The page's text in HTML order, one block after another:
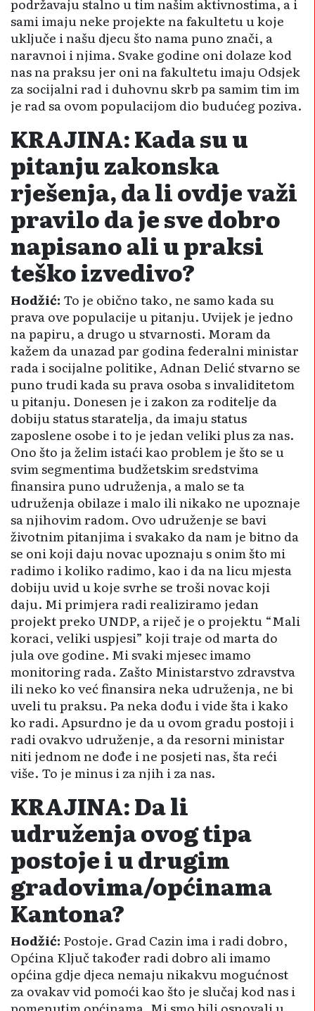
sami imaju neke projekte na fakultetu u koje
uključe i našu djecu što nama puno znači, a
naravnoi i njima. Svake godine oni dolaze kod
nas na praksu jer oni na fakultetu imaju Odsjek
za socijalni rad i duhovnu skrb pa samim tim im
je rad sa ovom populacijom dio budućeg poziva.
KRAJINA: Kada su u
pitanju zakonska
rješenja, da li ovdje važi
pravilo da je sve dobro
napisano ali u praksi
teško izvedivo?
Hodžić: To je obično tako, ne samo kada su
prava ove populacije u pitanju. Uvijek je jedno
na papiru, a drugo u stvarnosti. Moram da
kažem da unazad par godina federalni ministar
rada i socijalne politike, Adnan Delić stvarno se
puno trudi kada su prava osoba s invaliditetom
u pitanju. Donesen je i zakon za roditelje da
dobiju status staratelja, da imaju status
zaposlene osobe i to je jedan veliki plus za nas.
Ono što ja želim istaći kao problem je što se u
svim segmentima budžetskim sredstvima
finansira puno udruženja, a malo se ta
udruženja obilaze i malo ili nikako ne upoznaje
sa njihovim radom. Ovo udruženje se bavi
životnim pitanjima i svakako da nam je bitno da
se oni koji daju novac upoznaju s onim što mi
radimo i koliko radimo, kao i da na licu mjesta
dobiju uvid u koje svrhe se troši novac koji
daju. Mi primjera radi realiziramo jedan
projekt preko UNDP, a riječ je o projektu “Mali
koraci, veliki uspjesi” koji traje od marta do
jula ove godine. Mi svaki mjesec imamo
monitoring rada. Zašto Ministarstvo zdravstva
ili neko ko već finansira neka udruženja, ne bi
uveli tu praksu. Pa neka dođu i vide šta i kako
ko radi. Apsurdno je da u ovom gradu postoji i
radi ovakvo udruženje, a da resorni ministar
niti jednom ne dođe i ne posjeti nas, šta reći
više. To je minus i za njih i za nas.
KRAJINA: Da li
udruženja ovog tipa
postoje i u drugim
gradovima/općinama
Kantona?
Hodžić: Postoje. Grad Cazin ima i radi dobro,
Općina Ključ također radi dobro ali imamo
općina gdje djeca nemaju nikakvu mogućnost
za ovakav vid pomoći kao što je slučaj kod nas i
pomenutim općinama. Mi smo bili osnovali u